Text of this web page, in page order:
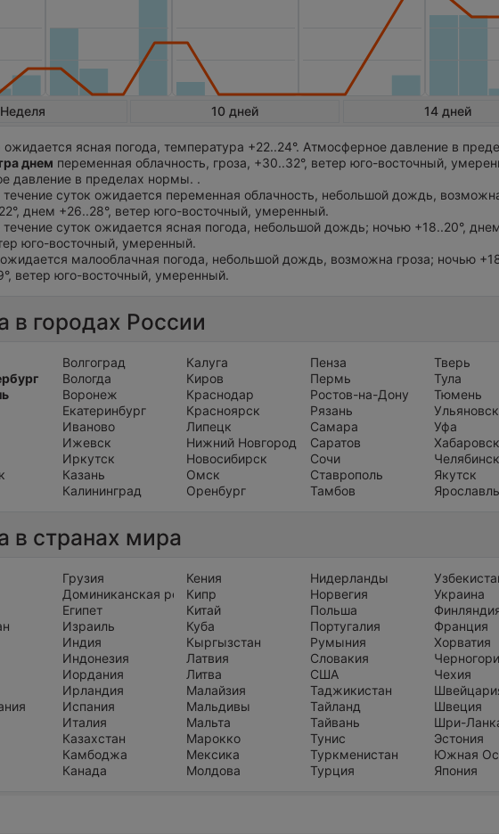
Неделя 10 дней 14 дней
ожидается ясная погода, температура +22..24°. Атмосферное давление в
днем переменная облачность, гроза, +30..32°, ветер юго-восточный,
давление в пределах нормы. .
течение суток ожидается переменная облачность, небольшой дождь,
днем +26..28°, ветер юго-восточный, умеренный.
течение суток ожидается ясная погода, небольшой дождь; ночью +18..20°,
юго-восточный, умеренный.
малооблачная погода, небольшой дождь, возможна гроза; ночью
ветер юго-восточный, умеренный.
в городах России
Волгоград
Вологда
Воронеж
Екатеринбург
Иваново
Ижевск
Иркутск
Казань
Калининград
Калуга
Киров
Краснодар
Красноярск
Липецк
Нижний Новгород
Новосибирск
Омск
Оренбург
Пенза
Пермь
Ростов-на-Дону
Рязань
Самара
Саратов
Сочи
Ставрополь
Тамбов
Тверь
Тула
Тюмень
Ульяновск
Уфа
Хабаровск
Челябинск
Якутск
Ярославль
в странах мира
Грузия
Доминиканская республика
Египет
Израиль
Индия
Индонезия
Иордания
Ирландия
Испания
Италия
Казахстан
Камбоджа
Канада
Кения
Кипр
Китай
Куба
Кыргызстан
Латвия
Литва
Малайзия
Мальдивы
Мальта
Марокко
Мексика
Молдова
Нидерланды
Норвегия
Польша
Португалия
Румыния
Словакия
США
Таджикистан
Тайланд
Тайвань
Тунис
Туркменистан
Турция
Украина
Франция
Хорватия
Чехия
Швеция
Шри-
Эстония
Южная
Япония